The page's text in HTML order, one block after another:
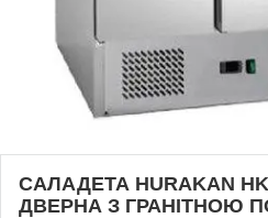
САЛАДЕТА HURAKAN
ДВЕРНА З ГРАНІТНОЮ